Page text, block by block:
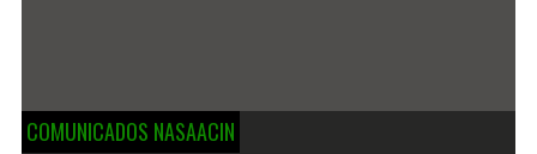
COMUNICADOS NASAACIN